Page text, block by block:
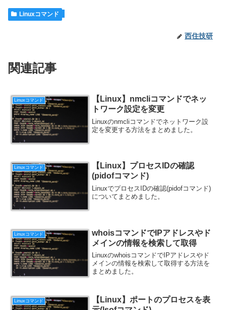
Linuxコマンド
西住技研
関連記事
Linuxコマンド
【Linux】nmcliコマンドでネッ
トワーク設定を変更
Linuxのnmcliコマンドでネットワーク設
定を変更する方法をまとめました。
Linuxコマンド
【Linux】プロセスIDの確認
(pidofコマンド)
LinuxでプロセスIDの確認(pidofコマンド)
についてまとめました。
Linuxコマンド
whoisコマンドでIPアドレスやド
メインの情報を検索して取得
LinuxのwhoisコマンドでIPアドレスやド
メインの情報を検索して取得する方法を
まとめました。
Linuxコマンド
【Linux】ポートのプロセスを表